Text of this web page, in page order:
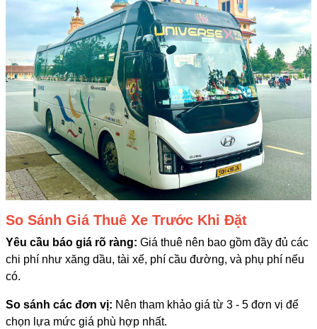
So Sánh Giá Thuê Xe Trước Khi Đặt
Yêu cầu báo giá rõ ràng: Giá thuê nên bao gồm đầy đủ các
chi phí như xăng dầu, tài xế, phí cầu đường, và phụ phí nếu
có.
So sánh các đơn vị: Nên tham khảo giá từ 3 - 5 đơn vị để
chọn lựa mức giá phù hợp nhất.